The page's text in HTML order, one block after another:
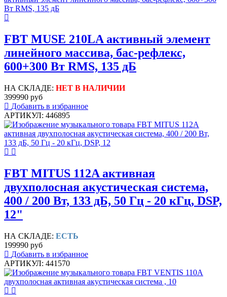
FBT MUSE 210LA активный элемент
линейного массива, бас-рефлекс,
600+300 Вт RMS, 135 дБ
НА СКЛАДЕ: НЕТ В НАЛИЧИИ
399990 руб
Добавить в избранное
АРТИКУЛ: 446895
FBT MITUS 112A активная
двухполосная акустическая система,
400 / 200 Вт, 133 дБ, 50 Гц - 20 кГц, DSP,
12"
НА СКЛАДЕ: ЕСТЬ
199990 руб
Добавить в избранное
АРТИКУЛ: 441570